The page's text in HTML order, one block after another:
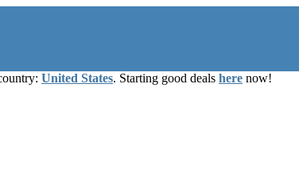
United States. Starting good deals here now!